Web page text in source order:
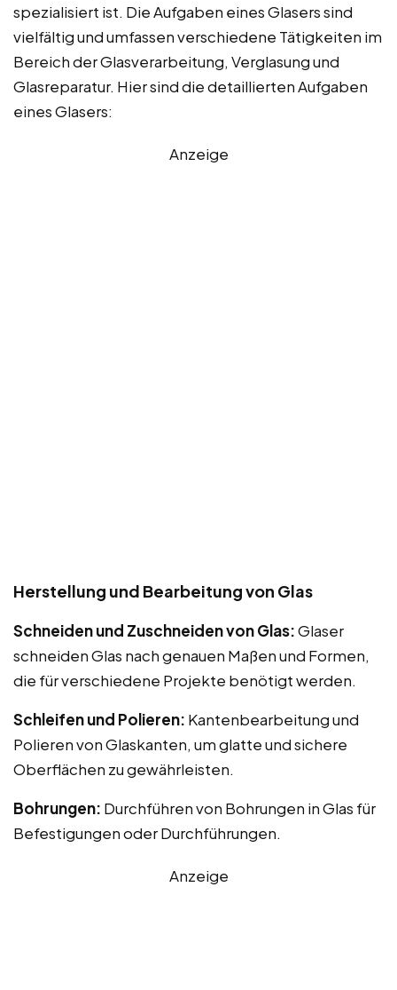
spezialisiert ist. Die Aufgaben eines Glasers sind
vielfältig und umfassen verschiedene Tätigkeiten im
Bereich der Glasverarbeitung, Verglasung und
Glasreparatur. Hier sind die detaillierten Aufgaben
eines Glasers:
Anzeige
Herstellung und Bearbeitung von Glas
Schneiden und Zuschneiden von Glas:Glaser
schneiden Glas nach genauen Maßen und Formen,
die für verschiedene Projekte benötigt werden.
Schleifen und Polieren: Kantenbearbeitung und
Polieren von Glaskanten, um glatte und sichere
Oberflächen zu gewährleisten.
Bohrungen: Durchführen von Bohrungen in Glas für
Befestigungen oder Durchführungen.
Anzeige